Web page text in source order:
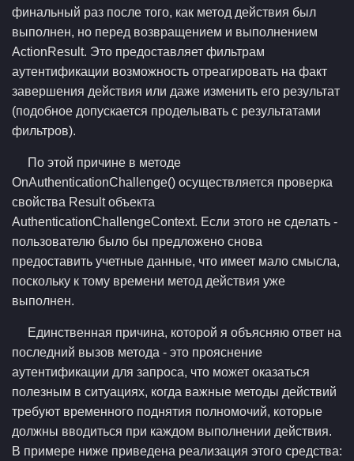
финальный раз после того, как метод действия был
выполнен, но перед возвращением и выполнением
ActionResult. Это предоставляет фильтрам
аутентификации возможность отреагировать на факт
завершения действия или даже изменить его результат
(подобное допускается проделывать с результатами
фильтров).
По этой причине в методе
OnAuthenticationChallenge() осуществляется проверка
свойства Result объекта
AuthenticationChallengeContext. Если этого не сделать -
пользователю было бы предложено снова
предоставить учетные данные, что имеет мало смысла,
поскольку к тому времени метод действия уже
выполнен.
Единственная причина, которой я объясняю ответ на
последний вызов метода - это прояснение
аутентификации для запроса, что может оказаться
полезным в ситуациях, когда важные методы действий
требуют временного поднятия полномочий, которые
должны вводиться при каждом выполнении действия.
В примере ниже приведена реализация этого средства: